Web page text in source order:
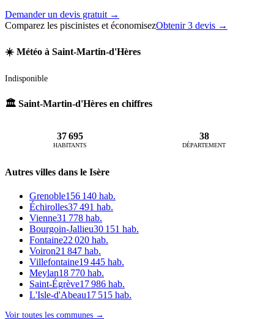
Demander un devis gratuit →
Comparez les piscinistes et économisezObtenir 3 devis →
☀️ Météo à Saint-Martin-d'Hères
Indisponible
🏛️ Saint-Martin-d'Hères en chiffres
37 695
HABITANTS
38
DÉPARTEMENT
Autres villes dans le Isère
Grenoble156 140 hab.
Échirolles37 491 hab.
Vienne31 778 hab.
Bourgoin-Jallieu30 151 hab.
Fontaine22 020 hab.
Voiron21 847 hab.
Villefontaine19 445 hab.
Meylan18 770 hab.
Saint-Égrève17 986 hab.
L'Isle-d'Abeau17 515 hab.
Voir toutes les communes →